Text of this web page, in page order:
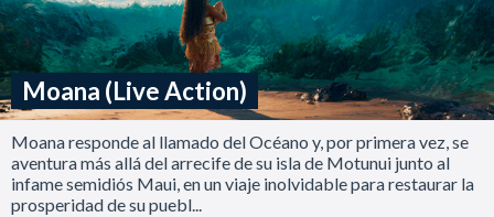
Moana (Live Action)
Moana responde al llamado del Océano y, por primera vez, se
aventura más allá del arrecife de su isla de Motunui junto al
infame semidiós Maui, en un viaje inolvidable para restaurar la
prosperidad de su puebl...